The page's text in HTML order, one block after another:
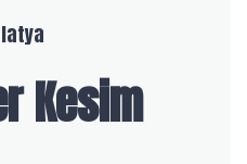
Kesim